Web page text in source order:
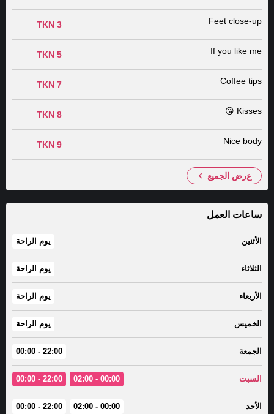
Feet close-up
3 TKN
If you like me
5 TKN
Coffee tips
7 TKN
Kisses 😘
8 TKN
Nice body
9 TKN
عرض الجميع
ساعات العمل
الأثنين يوم الراحة
الثلاثاء يوم الراحة
الأربعاء يوم الراحة
الخميس يوم الراحة
الجمعة 22:00 - 00:00
السبت 00:00 - 02:00
22:00 - 00:00
الأحد 00:00 - 02:00
22:00 - 00:00